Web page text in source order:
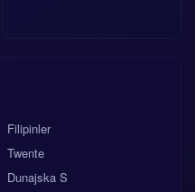
Filipinler
Twente
Dunajska S